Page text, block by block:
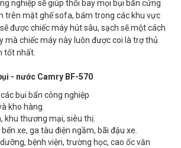
nghiệp sẽ giúp thổi bay mọi bụi bẩn cứng
trên mặt ghế sofa, bám trong các khu vực
được chiếc máy hút sâu, sạch sẽ một cách
mà chiếc máy này luôn được coi là trợ thủ
tốt nhất.
- nước Camry BF-570
bụi bẩn công nghiệp
kho hàng.
khu thương mại, siêu thị.
xe, ga tàu điện ngầm, bãi đậu xe.
bệnh viện, trường học, cao ốc văn